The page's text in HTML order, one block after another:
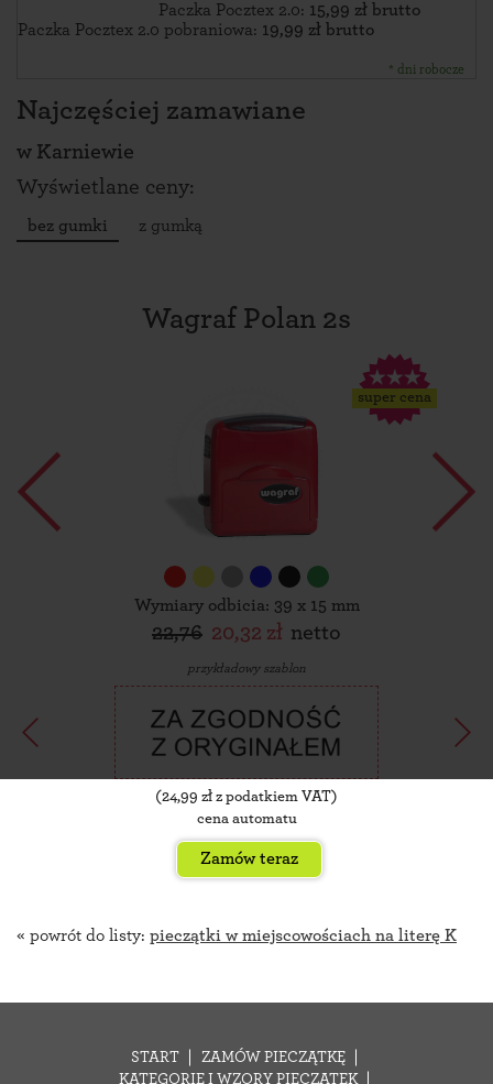
Paczka Pocztex 2.0: 15,99 zł brutto
Paczka Pocztex 2.0 pobraniowa: 19,99 zł brutto
* dni robocze
Najczęściej zamawiane
w Karniewie
Wyświetlane ceny:
bez gumki z gumką
Wagraf Polan 2s
super cena
Wymiary odbicia: 39 x 15 mm
22,76 20,32 zł netto
przykładowy szablon
(24,99 zł z podatkiem VAT)
cena automatu
Zamów teraz
« powrót do listy: pieczątki w miejscowościach na literę K
START
ZAMÓW PIECZĄTKĘ
KATEGORIE I WZORY PIECZĄTEK